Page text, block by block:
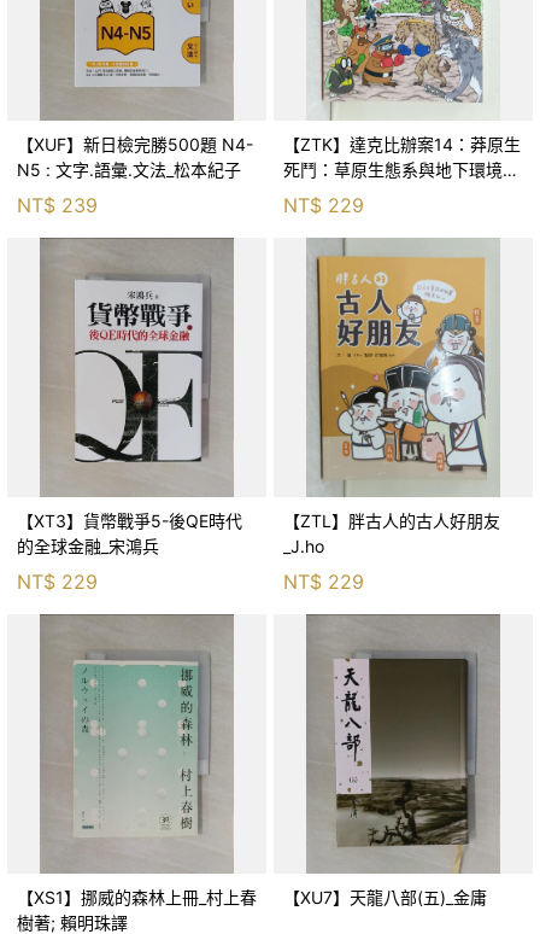
【XUF】新日檢完勝500題 N4-
N5 : 文字.語彙.文法_松本紀子
NT$ 239
【ZTK】達克比辦案14：莽原生
死鬥：草原生態系與地下環境的
生存適應_柯智元
NT$ 229
【XT3】貨幣戰爭5-後QE時代
的全球金融_宋鴻兵
NT$ 229
【ZTL】胖古人的古人好朋友
_J.ho
NT$ 229
【XS1】挪威的森林上冊_村上春
樹著; 賴明珠譯
【XU7】天龍八部(五)_金庸